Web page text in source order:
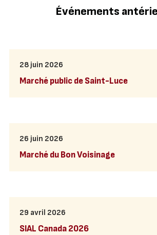
Événements
28 juin 2026
Marché public de Saint-Luce
26 juin 2026
Marché du Bon Voisinage
29 avril 2026
SIAL Canada 2026